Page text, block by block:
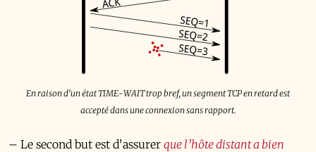
En raison d'un état TIME-WAIT trop bref, un segment TCP en retard est
accepté dans une connexion sans rapport.
Le second but est d’assurer que l’hôte distant a bien